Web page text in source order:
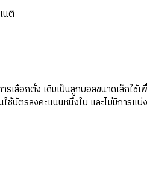
นติ
อกตั้ง เดิมเป็นลูกบอลขนาดเล็กใช้เ
ช้บัตรลงคะแนนหนึ่งใบ และไม่มีการแ